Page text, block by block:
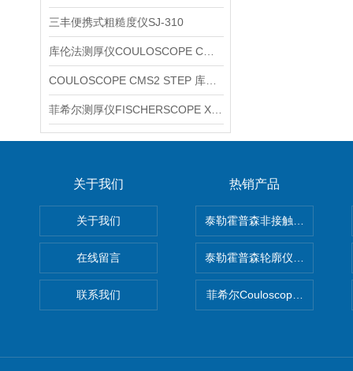
三丰便携式粗糙度仪SJ-310
关于我们
关于我们
在线留言
联系我们
热销产品
泰勒霍普森非接触式轮廓仪
泰勒霍普森轮廓仪|TAYLOR
菲希尔Couloscope CMS2电